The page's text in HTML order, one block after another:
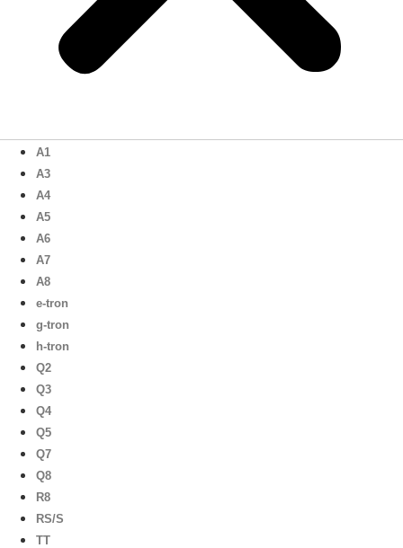
A1
A3
A4
A5
A6
A7
A8
e-tron
g-tron
h-tron
Q2
Q3
Q4
Q5
Q7
Q8
R8
RS/S
TT